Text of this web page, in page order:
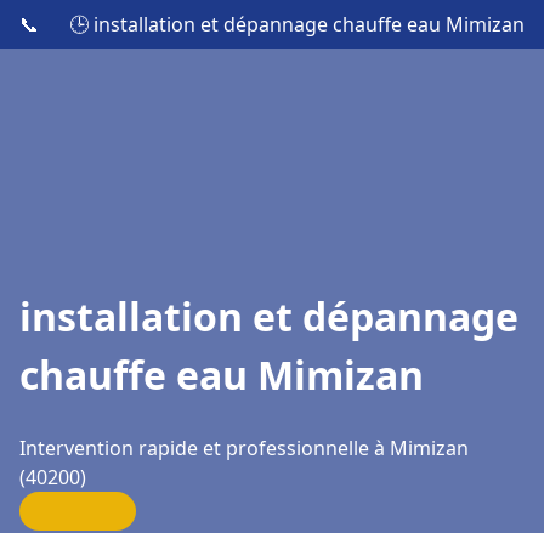
📞 🕒 installation et dépannage chauffe eau Mimizan
installation et dépannage
chauffe eau Mimizan
Intervention rapide et professionnelle à Mimizan
(40200)